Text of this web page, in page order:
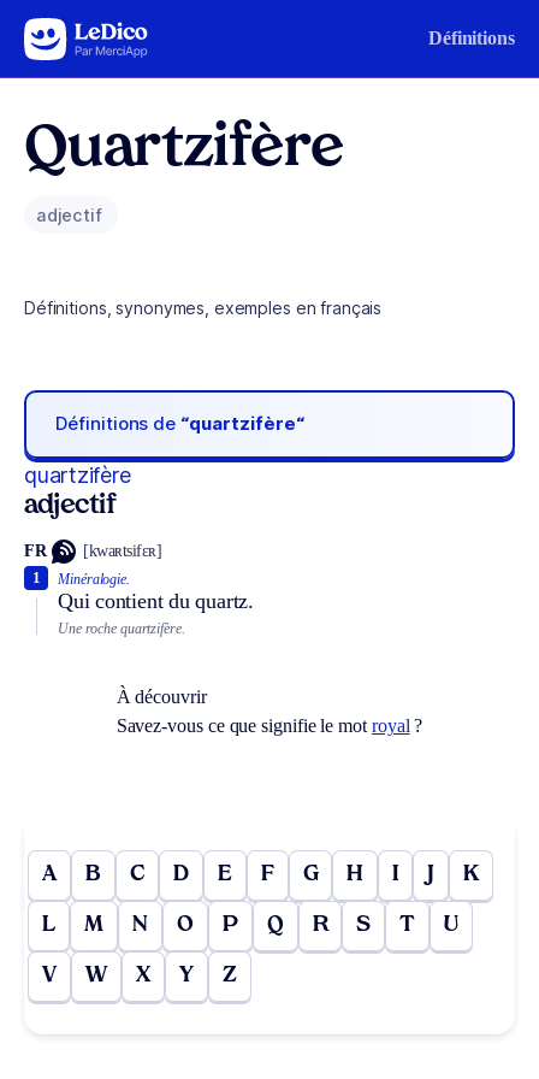
Aller au contenu Définitions
Quartzifère
adjectif
Définitions, synonymes, exemples en français
Définitions de “quartzifère“
quartzifère
adjectif
FR [kwaʀtsifɛʀ]
Minéralogie.
Qui contient du quartz.
1
Une roche quartzifère.
À découvrir
Savez-vous ce que signifie le mot royal ?
A B C D E F G H I J K
L M N O P Q R S T U
V W X Y Z